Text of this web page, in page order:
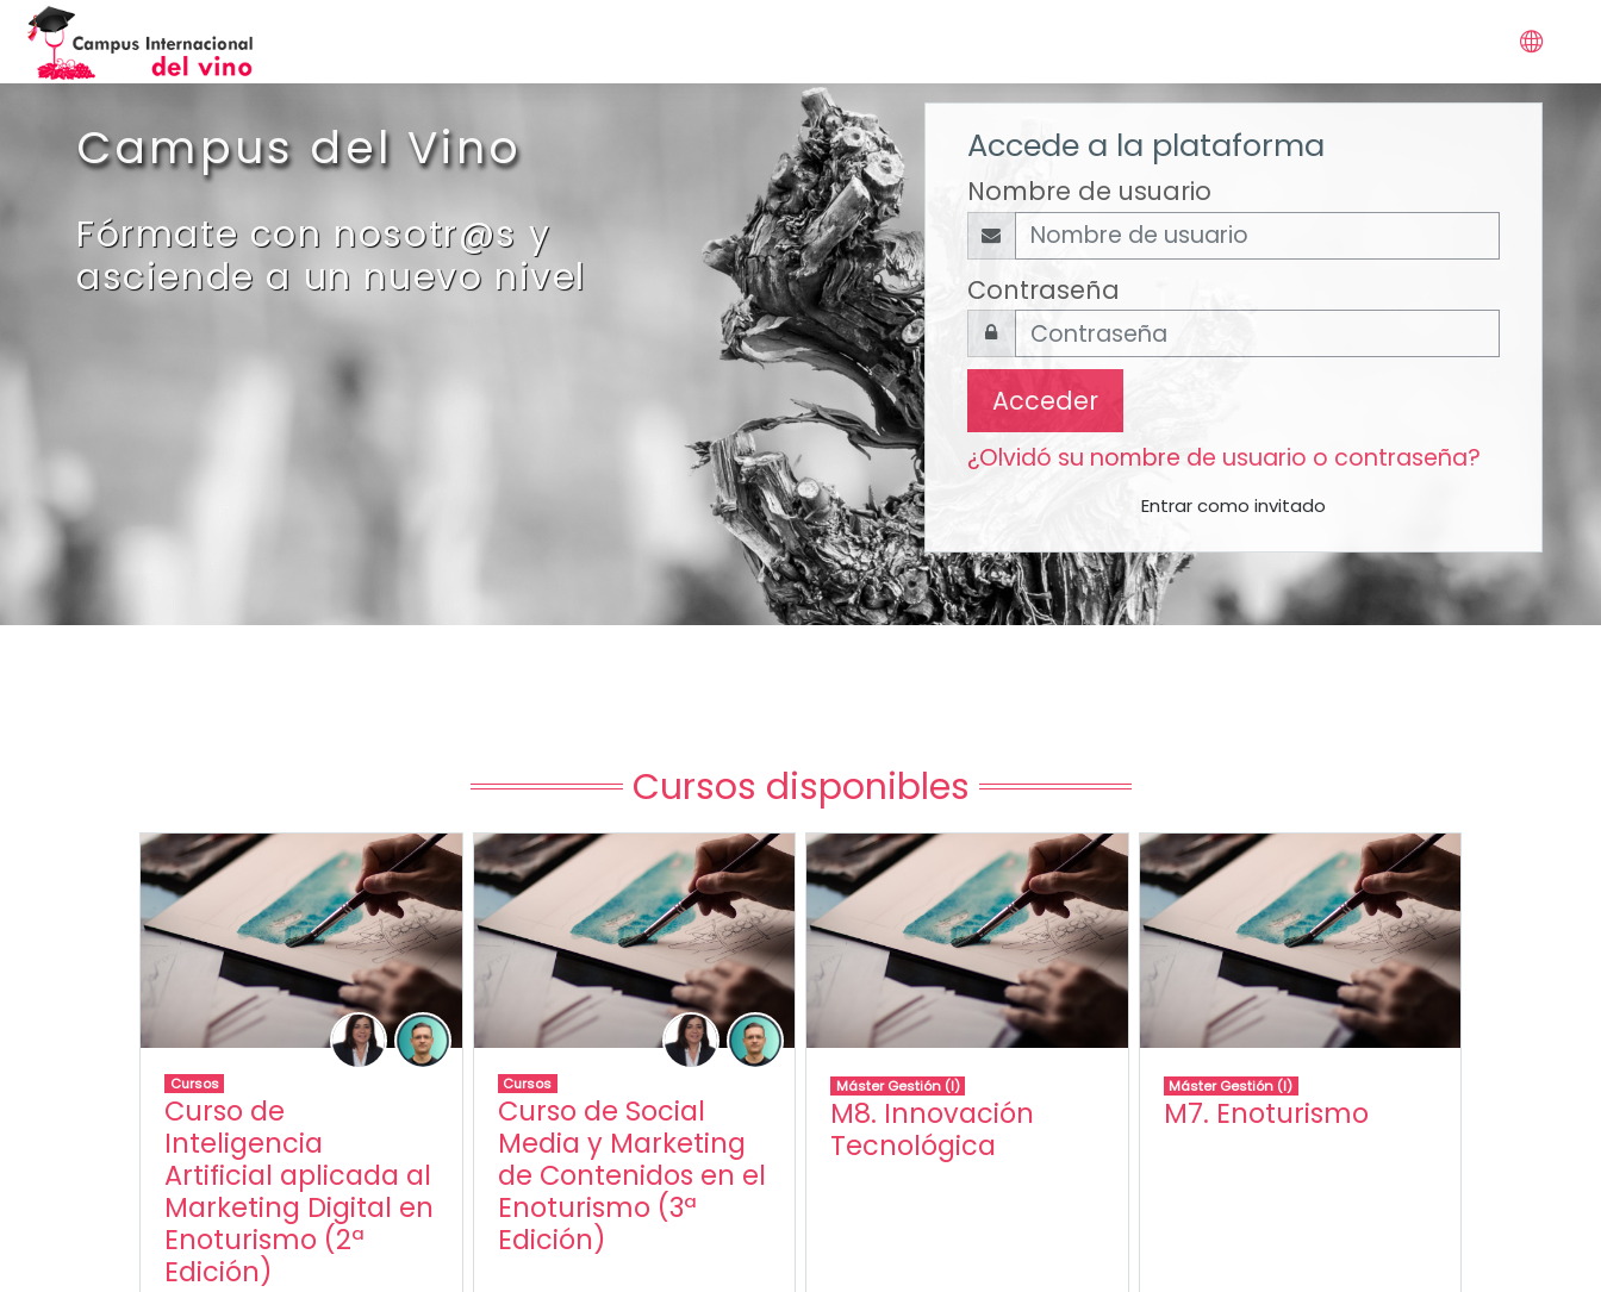
Salta al contenido principal
Campus del Vino
Fórmate con nosotr@s y
asciende a un nuevo nivel
Accede a la plataforma
Nombre de usuario
Contraseña
Acceder
¿Olvidó su nombre de usuario o contraseña?
Entrar como invitado
Cursos disponibles
Cursos
Curso de
Inteligencia
Artificial aplicada al
Marketing Digital en
Enoturismo (2ª
Edición)
Cursos
Curso de Social
Media y Marketing
de Contenidos en el
Enoturismo (3ª
Edición)
Máster Gestión (I)
M8. Innovación
Tecnológica
Máster Gestión (I)
M7. Enoturismo